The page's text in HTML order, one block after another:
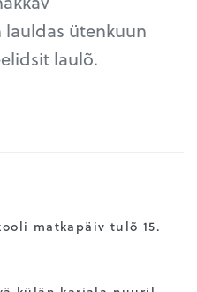
ütenkuun
laulõ.
matkapäiv tulõ 15.